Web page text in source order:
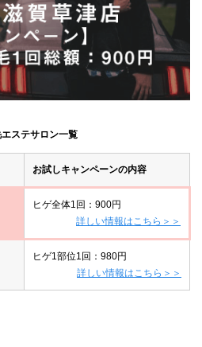
ステサロン一覧
お試しキャンペーンの内容
ヒゲ全体1回：900円
詳しい情報はこちら＞＞
ヒゲ1部位1回：980円
詳しい情報はこちら＞＞